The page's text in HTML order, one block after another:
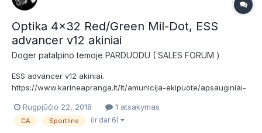
Optika 4x32 Red/Green Mil-Dot, ESS
advancer v12 akiniai
Doger patalpino temoje PARDUODU ( SALES FORUM )
ESS advancer v12 akiniai.
https://www.karineapranga.lt/lt/amunicija-ekipuote/apsauginiai-
EUR Optika 4x32 Red/Green Mil-Dot. Su raudonu ir žaliu
pašvietimu. Kompaktiška - gerai atrodo ant M ir panašios klasės
Rugpjūčio 22, 2018 1 atsakymas
CA Sportline (ir dar 6)